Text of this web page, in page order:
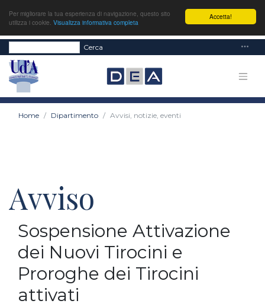
Accetta!
Per migliorare la tua esperienza di navigazione, questo sito
utilizza i cookie. Visualizza informativa completa
Cerca
Home Dipartimento Avvisi, notizie, eventi
Avviso
Sospensione Attivazione
dei Nuovi Tirocini e
Proroghe dei Tirocini
attivati